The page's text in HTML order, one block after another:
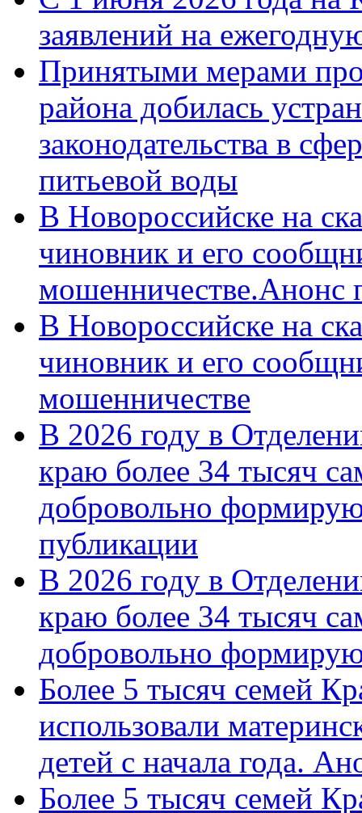
заявлений на
Принятыми мерами
района добилась
законодательства в
питьевой воды
В Новороссийске на
чиновник и его
мошенничестве.Анонс
В Новороссийске на
чиновник и его
мошенничестве
В 2026 году в
краю более 34 тысяч
добровольно
публикации
В 2026 году в
краю более 34 тысяч
добровольно
Более 5 тысяч семей
использовали
детей с начала года.
Более 5 тысяч семей